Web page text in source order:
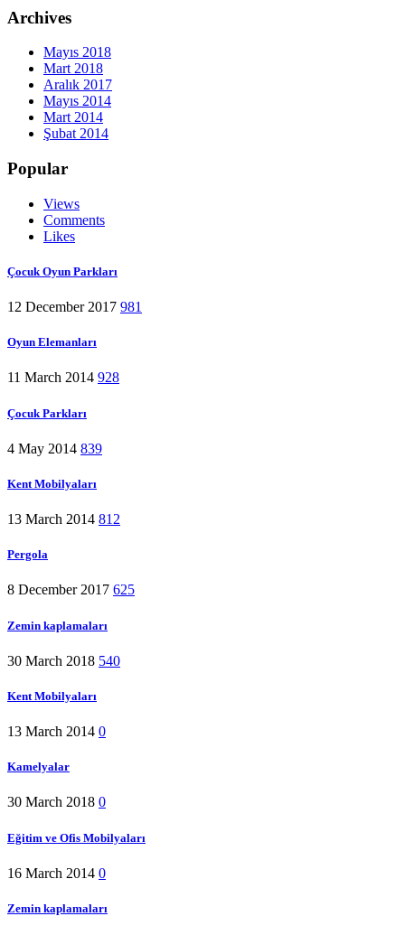
Archives
Mayıs 2018
Mart 2018
Aralık 2017
Mayıs 2014
Mart 2014
Şubat 2014
Popular
Views
Comments
Likes
Çocuk Oyun Parkları
12 December 2017 981
Oyun Elemanları
11 March 2014 928
Çocuk Parkları
4 May 2014 839
Kent Mobilyaları
13 March 2014 812
Pergola
8 December 2017 625
Zemin kaplamaları
30 March 2018 540
Kent Mobilyaları
13 March 2014 0
Kamelyalar
30 March 2018 0
Eğitim ve Ofis Mobilyaları
16 March 2014 0
Zemin kaplamaları